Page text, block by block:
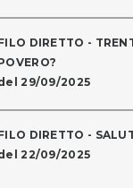
DIRETTO -
29/09/2025
DIRETTO -
22/09/2025